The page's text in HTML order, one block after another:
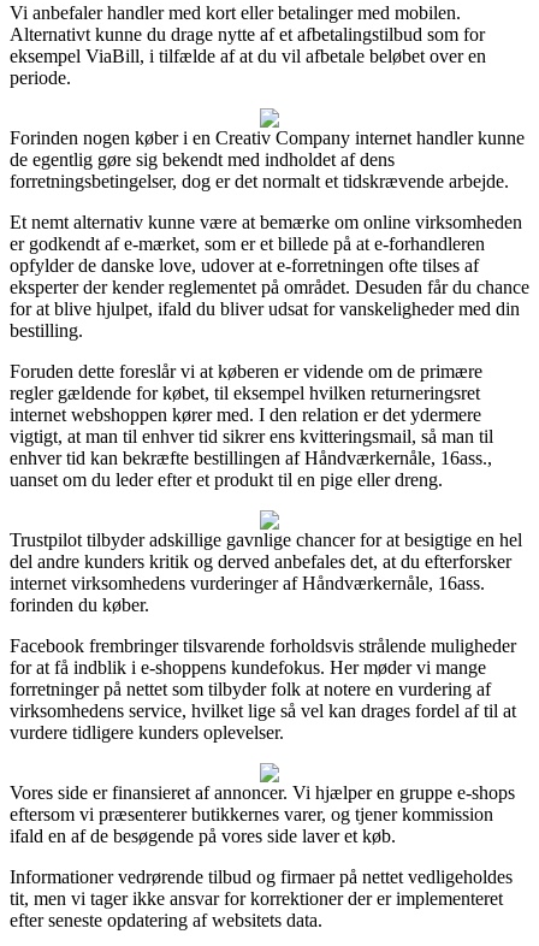
Vi anbefaler handler med kort eller betalinger med mobilen.
Alternativt kunne du drage nytte af et afbetalingstilbud som for
eksempel ViaBill, i tilfælde af at du vil afbetale beløbet over en
periode.
Forinden nogen køber i en Creativ Company internet handler kunne
de egentlig gøre sig bekendt med indholdet af dens
forretningsbetingelser, dog er det normalt et tidskrævende arbejde.
Et nemt alternativ kunne være at bemærke om online virksomheden
er godkendt af e-mærket, som er et billede på at e-forhandleren
opfylder de danske love, udover at e-forretningen ofte tilses af
eksperter der kender reglementet på området. Desuden får du chance
for at blive hjulpet, ifald du bliver udsat for vanskeligheder med din
bestilling.
Foruden dette foreslår vi at køberen er vidende om de primære
regler gældende for købet, til eksempel hvilken returneringsret
internet webshoppen kører med. I den relation er det ydermere
vigtigt, at man til enhver tid sikrer ens kvitteringsmail, så man til
enhver tid kan bekræfte bestillingen af Håndværkernåle, 16ass.,
uanset om du leder efter et produkt til en pige eller dreng.
Trustpilot tilbyder adskillige gavnlige chancer for at besigtige en hel
del andre kunders kritik og derved anbefales det, at du efterforsker
internet virksomhedens vurderinger af Håndværkernåle, 16ass.
forinden du køber.
Facebook frembringer tilsvarende forholdsvis strålende muligheder
for at få indblik i e-shoppens kundefokus. Her møder vi mange
forretninger på nettet som tilbyder folk at notere en vurdering af
virksomhedens service, hvilket lige så vel kan drages fordel af til at
vurdere tidligere kunders oplevelser.
Vores side er finansieret af annoncer. Vi hjælper en gruppe e-shops
eftersom vi præsenterer butikkernes varer, og tjener kommission
ifald en af de besøgende på vores side laver et køb.
Informationer vedrørende tilbud og firmaer på nettet vedligeholdes
tit, men vi tager ikke ansvar for korrektioner der er implementeret
efter seneste opdatering af websitets data.